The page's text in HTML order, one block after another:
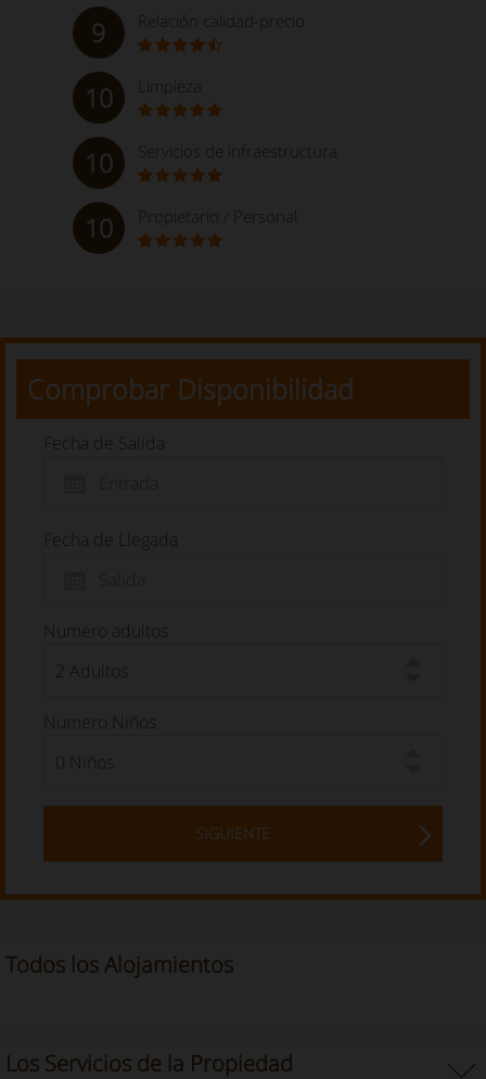
9 Relación calidad-precio
10 Limpieza
10 Servicios de infraestructura
10 Propietario / Personal
Comprobar Disponibilidad
Fecha de Salida
Fecha de Llegada
Numero adultos
Numero Niños
SIGUIENTE
Todos los Alojamientos
Los Servicios de la Propiedad